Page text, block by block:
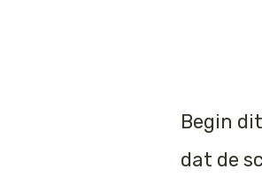
Begin
dat de